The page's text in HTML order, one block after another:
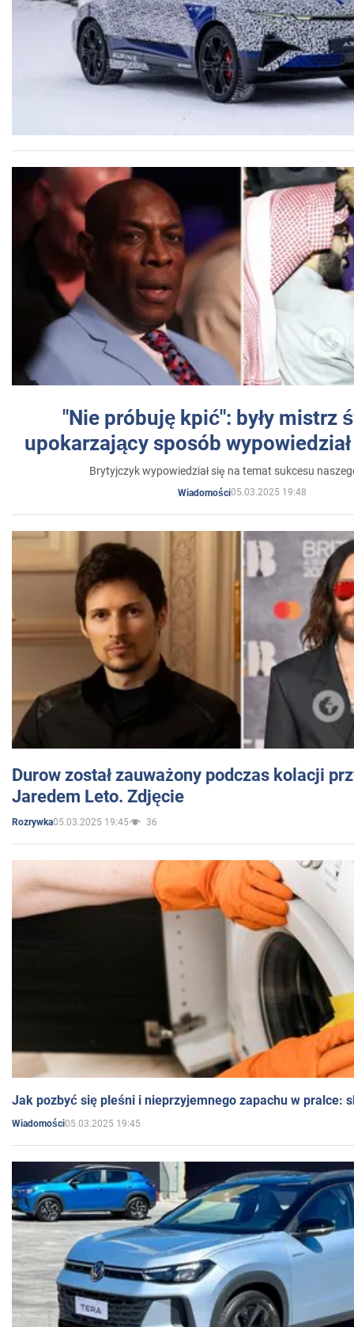
"Nie próbuję kpić": były mistrz
upokarzający sposób
Brytyjczyk wypowiedział się na temat sukcesu
Wiadomości05.03.2025 19:48
Durow został zauważony podczas kolacji
Jaredem Leto. Zdjęcie
Rozrywka05.03.2025 19:45 36
Jak pozbyć się pleśni i nieprzyjemnego zapachu w pralce:
Wiadomości05.03.2025 19:45